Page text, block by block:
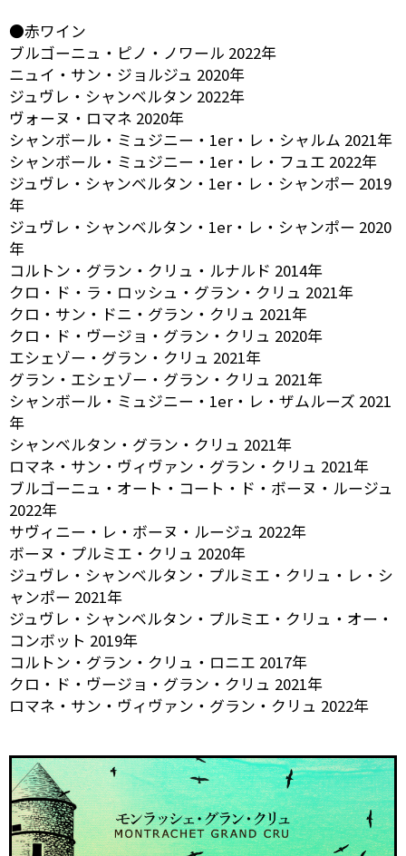
●赤ワイン
ブルゴーニュ・ピノ・ノワール 2022年
ニュイ・サン・ジョルジュ 2020年
ジュヴレ・シャンベルタン 2022年
ヴォーヌ・ロマネ 2020年
シャンボール・ミュジニー・1er・レ・シャルム 2021年
シャンボール・ミュジニー・1er・レ・フュエ 2022年
ジュヴレ・シャンベルタン・1er・レ・シャンポー 2019
年
ジュヴレ・シャンベルタン・1er・レ・シャンポー 2020
年
コルトン・グラン・クリュ・ルナルド 2014年
クロ・ド・ラ・ロッシュ・グラン・クリュ 2021年
クロ・サン・ドニ・グラン・クリュ 2021年
クロ・ド・ヴージョ・グラン・クリュ 2020年
エシェゾー・グラン・クリュ 2021年
グラン・エシェゾー・グラン・クリュ 2021年
シャンボール・ミュジニー・1er・レ・ザムルーズ 2021
年
シャンベルタン・グラン・クリュ 2021年
ロマネ・サン・ヴィヴァン・グラン・クリュ 2021年
ブルゴーニュ・オート・コート・ド・ボーヌ・ルージュ
2022年
サヴィニー・レ・ボーヌ・ルージュ 2022年
ボーヌ・プルミエ・クリュ 2020年
ジュヴレ・シャンベルタン・プルミエ・クリュ・レ・シ
ャンポー 2021年
ジュヴレ・シャンベルタン・プルミエ・クリュ・オー・
コンボット 2019年
コルトン・グラン・クリュ・ロニエ 2017年
クロ・ド・ヴージョ・グラン・クリュ 2021年
ロマネ・サン・ヴィヴァン・グラン・クリュ 2022年